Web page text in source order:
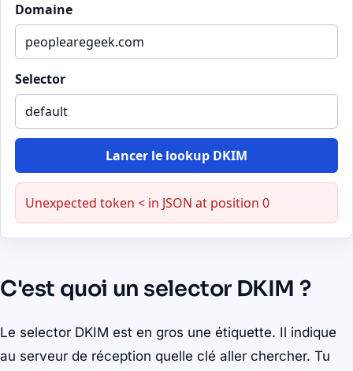
Domaine
Selector
Lancer le lookup DKIM
Unexpected token < in JSON at position 0
C'est quoi un selector DKIM ?
Le selector DKIM est en gros une étiquette. Il indique
au serveur de réception quelle clé aller chercher. Tu